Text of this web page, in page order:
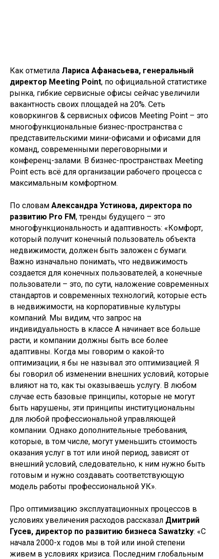
Как отметила Лариса Афанасьева, генеральный
директор Meeting Point, по официальной статистике
рынка, гибкие сервисные офисы сейчас увеличили
вакантность своих площадей на 20%. Сеть
коворкингов & сервисных офисов Meeting Point – это
многофункциональные бизнес-пространства с
представительскими мини-офисами и офисами для
команд, современными переговорными и
конференц-залами. В бизнес-пространствах Meeting
Point есть всё для организации рабочего процесса с
максимальным комфортном.
По словам Александра Устинова, директора по
развитию Pro FM, тренды будущего – это
многофункциональность и адаптивность: «Комфорт,
который получит конечный пользователь объекта
недвижимости, должен быть заложен с бумаги.
Важно изначально понимать, что недвижимость
создается для конечных пользователей, а конечные
пользователи – это, по сути, наложение современных
стандартов и современных технологий, которые есть
в недвижимости, на корпоративные культуры
компаний. Мы видим, что запрос на
индивидуальность в классе А начинает все больше
расти, и компании должны быть все более
адаптивны. Когда мы говорим о какой-то
оптимизации, я бы не называл это оптимизацией. Я
бы говорил об изменении внешних условий, которые
влияют на то, как ты оказываешь услугу. В любом
случае есть базовые принципы, которые не могут
быть нарушены, эти принципы институциональны
для любой профессиональной управляющей
компании. Однако дополнительные требования,
которые, в том числе, могут уменьшить стоимость
оказания услуг в тот или иной период, зависят от
внешний условий, следовательно, к ним нужно быть
готовым и нужно создавать соответствующую
модель работы профессиональной УК».
Про оптимизацию эксплуатационных процессов в
условиях увеличения расходов рассказал Дмитрий
Гусев, директор по развитию бизнеса Sawatzky: «С
начала 2000-х годов мы в той или иной степени
живем в условиях кризиса. Последним глобальным